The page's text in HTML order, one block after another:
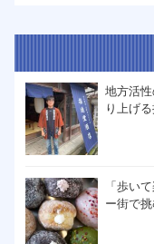
地方活
り上げ
「歩い
ー街で